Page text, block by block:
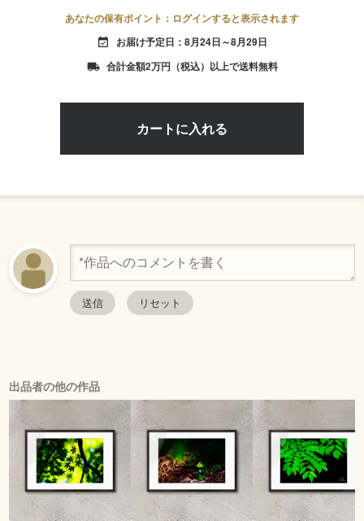
あなたの保有ポイント：ログインすると表示されます
event_available お届け予定日：8月24日～8月29日
local_shipping 合計金額2万円（税込）以上で送料無料
出品者の他の作品